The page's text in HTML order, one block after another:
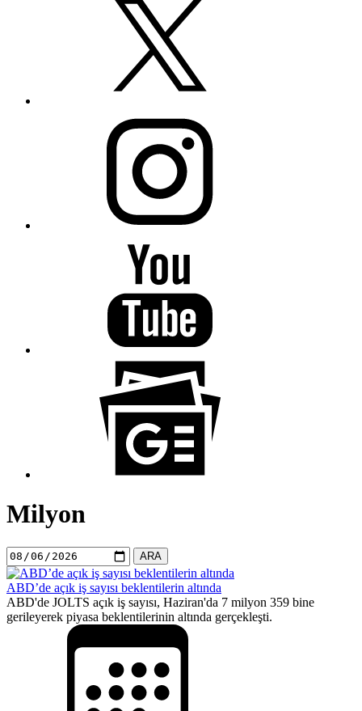
Milyon
ARA
ABD’de açık iş sayısı beklentilerin altında
ABD'de JOLTS açık iş sayısı, Haziran'da 7 milyon 359 bine
gerileyerek piyasa beklentilerinin altında gerçekleşti.